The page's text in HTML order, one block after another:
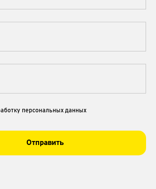
персональных данных
Отправить